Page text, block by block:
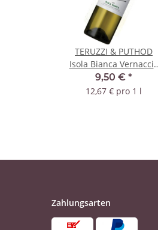
TERUZZI & PUTHOD
Isola Bianca Vernaccia
2022 DOCG
9,50 € *
12,67 € pro 1 l
Zahlungsarten